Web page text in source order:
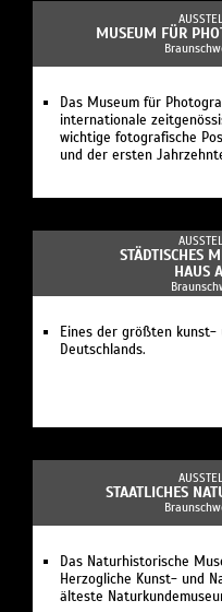
MUSEUM FÜR
Das Museum für
internationale
wichtige fotografische
und der ersten
STÄDTISCHES
HAUS
Eines der größten kunst-
Deutschlands.
STAATLICHES
Das Naturhistorische
Herzogliche Kunst- und
älteste